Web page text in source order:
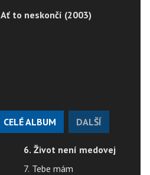
Ať to neskončí (2003)
CELÉ ALBUM DALŠÍ
6. Život není medovej
7. Tebe mám